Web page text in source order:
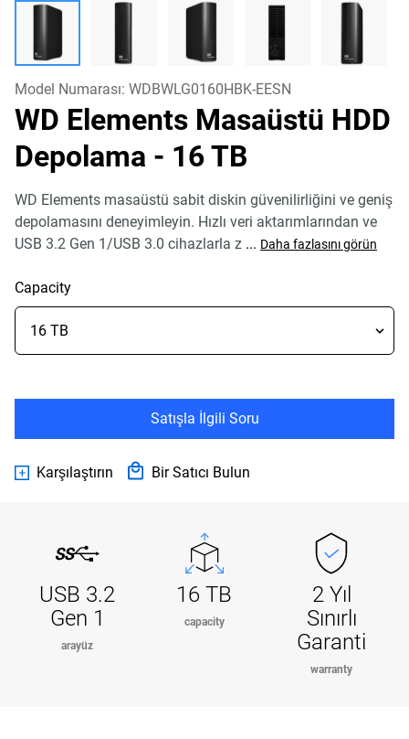
Model Numarası: WDBWLG0160HBK-EESN
WD Elements Masaüstü HDD
Depolama - 16 TB
WD Elements masaüstü sabit diskin güvenilirliğini ve geniş
depolamasını deneyimleyin. Hızlı veri aktarımlarından ve
USB 3.2 Gen 1/USB 3.0 cihazlarla z ... Daha fazlasını görün
Capacity
Satışla İlgili Soru
Karşılaştırın Bir Satıcı Bulun
USB 3.2
Gen 1
arayüz
16 TB
capacity
2 Yıl
Sınırlı
Garanti
warranty